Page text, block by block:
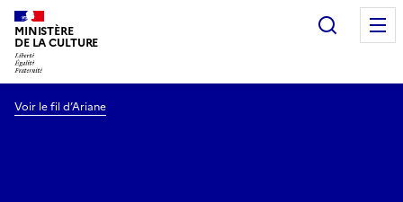
MINISTÈRE
DE LA CULTURE
Voir le fil d’Ariane